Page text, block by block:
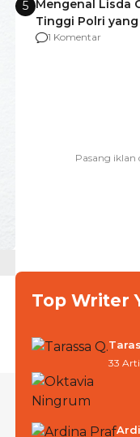
5 Mengenal Lisda
Tinggi Polri
Usai Jadi Brigjen
1 Komentar
Top Writer
33